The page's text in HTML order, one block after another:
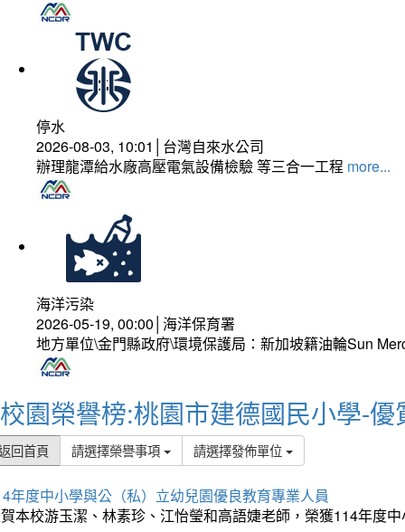
停水
2026-08-03, 10:01│台灣自來水公司
辦理龍潭給水廠高壓電氣設備檢驗 等三合一工程 more...
海洋污染
2026-05-19, 00:00│海洋保育署
地方單位\金門縣政府\環境保護局：新加坡籍油輪Sun
校園榮譽榜:桃園市建德國民小學-優
回首頁 請選擇榮譽事項 請選擇發佈單位
年度中小學與公（私）立幼兒園優良教育專業人員
本校游玉潔、林素珍、江怡瑩和高語婕老師，榮獲114年度